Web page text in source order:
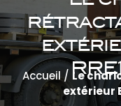
Accueil/ Le
extérieur